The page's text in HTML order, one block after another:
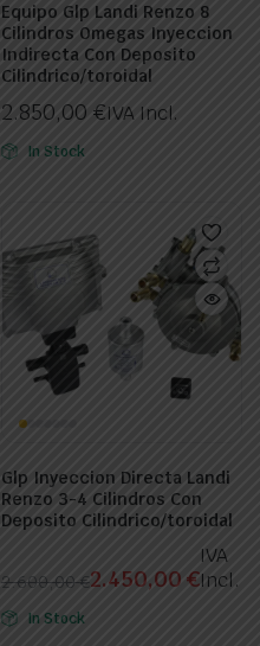
Equipo Glp Landi Renzo 8
Cilindros Omegas Inyeccion
Indirecta Con Deposito
Cilindrico/toroidal
2.850,00 €IVA Incl.
In Stock
Glp Inyeccion Directa Landi
Renzo 3-4 Cilindros Con
Deposito Cilindrico/toroidal
2.600,00€
El
precio
2.450,00€
El
precio
IVA
Incl.
In Stock